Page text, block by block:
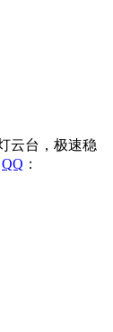
云台，极速稳
QQ ：